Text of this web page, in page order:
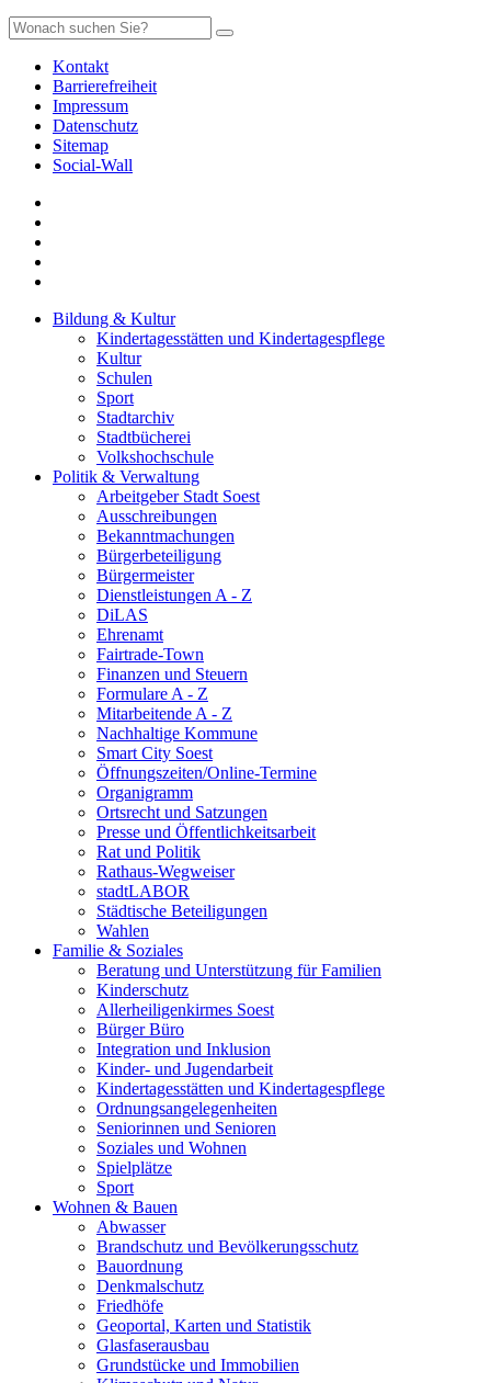
Kontakt
Barrierefreiheit
Impressum
Datenschutz
Sitemap
Social-Wall
Bildung & Kultur
Kindertagesstätten und Kindertagespflege
Kultur
Schulen
Sport
Stadtarchiv
Stadtbücherei
Volkshochschule
Politik & Verwaltung
Arbeitgeber Stadt Soest
Ausschreibungen
Bekanntmachungen
Bürgerbeteiligung
Bürgermeister
Dienstleistungen A - Z
DiLAS
Ehrenamt
Fairtrade-Town
Finanzen und Steuern
Formulare A - Z
Mitarbeitende A - Z
Nachhaltige Kommune
Smart City Soest
Öffnungszeiten/Online-Termine
Organigramm
Ortsrecht und Satzungen
Presse und Öffentlichkeitsarbeit
Rat und Politik
Rathaus-Wegweiser
stadtLABOR
Städtische Beteiligungen
Wahlen
Familie & Soziales
Beratung und Unterstützung für Familien
Kinderschutz
Allerheiligenkirmes Soest
Bürger Büro
Integration und Inklusion
Kinder- und Jugendarbeit
Kindertagesstätten und Kindertagespflege
Ordnungsangelegenheiten
Seniorinnen und Senioren
Soziales und Wohnen
Spielplätze
Sport
Wohnen & Bauen
Abwasser
Brandschutz und Bevölkerungsschutz
Bauordnung
Denkmalschutz
Friedhöfe
Geoportal, Karten und Statistik
Glasfaserausbau
Grundstücke und Immobilien